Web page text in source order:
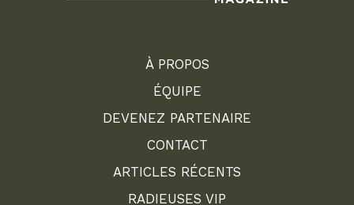
À PROPOS
ÉQUIPE
DEVENEZ PARTENAIRE
CONTACT
ARTICLES RÉCENTS
RADIEUSES VIP